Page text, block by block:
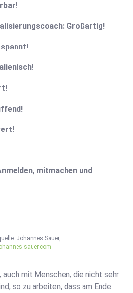
Großartig!
mitmachen und
Johannes Sauer,
sauer.com
mit Menschen, die nicht sehr
so zu arbeiten, dass am Ende